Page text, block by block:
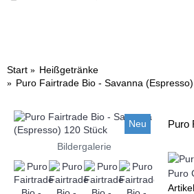
Start
Heißgetränke
Puro Fairtrade Bio - Savanna
Neu
Bildergalerie
Puro